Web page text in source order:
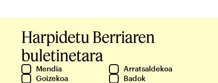
Harpidetu Berriaren
buletinetara
Mendia
Arratsaldekoa
Goizekoa
Badok